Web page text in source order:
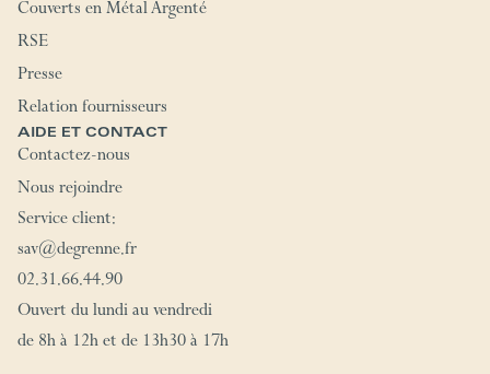
Couverts en Métal Argenté
RSE
Presse
Relation fournisseurs
AIDE ET CONTACT
Contactez-nous
Nous rejoindre
Service client:
sav@degrenne.fr
02.31.66.44.90
Ouvert du lundi au vendredi
de 8h à 12h et de 13h30 à 17h